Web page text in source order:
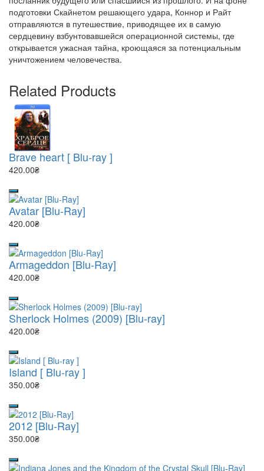
подготовки Скайнетом решающего удара, Коннор и Райт
отправляются в путешествие, приводящее их в самую
сердцевину взбунтовавшейся операционной системы, где
открывается ужасная тайна, кроющаяся за потенциальным
уничтожением человечества.
Related Products
Brave heart [ Blu-ray ]
420.00₴
Avatar [Blu-Ray]
420.00₴
Armageddon [Blu-Ray]
420.00₴
Sherlock Holmes (2009) [Blu-ray]
420.00₴
Island [ Blu-ray ]
350.00₴
2012 [Blu-Ray]
350.00₴